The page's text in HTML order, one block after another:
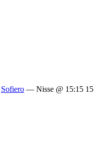
Sofiero — Nisse @ 15:15 15